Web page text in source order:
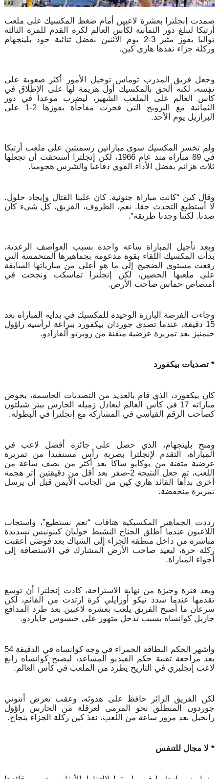
صمدت إنجلترا بعشرة لاعبين أمام ضغط المكسيك على ملعب
أزتيكا لتبلغ دور الثمانية لكأس العالم لكرة القدم للمرة الثالثة
تواليا بفوز مثير 3-2 يوم الاثنين بفضل ثنائية جود بلينجهام
وركلة جزاء نفذها هاري كين.
وجعل فريق المدرب توماس توخيل الأمور أكثر صعوبة على
نفسه، لكنه ألحق بالمكسيك أول هزيمة لها على الإطلاق في
كأس العالم على الملعب الشهير، ليضرب موعدا في دور
الثمانية مع النرويج التي فجرت مفاجأة بفوزها 2-1 على
البرازيل يوم الأحد.
ولم تخسر المكسيك سوى مباراتين رسميتين على ملعب أزتيكا
في 89 مباراة منذ عام 1966، لكن إنجلترا استحقت أن تجعلها
ثلاث هزائم بفضل الأداء القوي دفاعيا والشرس هجوميا.
وقال كين “كانت مباراة جنونية. كان علينا القتال وإيجاد حلول.
لا أستطيع التحدث حقا. نعم، الظروف، الفريق، كل شيء كان
ضدنا. لكننا وجدنا طريقة”.
وبعد تأجيل المباراة ساعة واحدة بسبب العواصف الرعدية،
بدأت المكسيك اللقاء بقوة مدعومة بجماهيرها المتحمسة التي
رفعت مستوى الضجيج إلى ما هو أعلى من مبارياتها السابقة
على ملعبها الحصين، لكن إنجلترا تماسكت ونجحت في
امتصاص حماس صاحب الأرض.
وجاءت الفرصة البارزة الوحيدة للمكسيك في بداية المباراة بعد
15 دقيقة، عندما تصدى جوردان بيكفورد ببراعة لرأسية راؤول
خيمنيز بعد تمريرة عرضية متقنة من روبرتو ألفارادو.
* تصديات بيكفورد
كان بيكفورد، الذي قام بالعديد من التصديات الحاسمة، يخوض
مباراته 17 في كأس العالم ليعادل زميله الحارس بيتر شيلتون
كصاحب الرقم القياسي في المشاركة مع إنجلترا في البطولة.
ومنح بلينجهام، الذي حصل على جائزة أفضل لاعب في
المباراة، التقدم لإنجلترا بضربة رأس مستفيدا من تمريرة
عرضية متقنة من بوكايو ساكا بعد أكثر من نصف ساعة من
اللعب، ثم جعل النتيجة 2-صفر بعد أقل من دقيقتين إثر هجمة
أخرى بدأها القائد هاري كين من الجانب الأيمن قبل أن يرسل
تمريرة منخفضة.
رددت الجماهير المكسيكية هتافات “نعم نستطيع”، واستجاب
اللاعبون عندما أطلق الجناح النشيط خوليان كينونيس تسديدة
مباشرة من داخل منطقة الجزاء إلى الشباك بعد فوضى أعقبت
ركلة حرة، ليعيد صاحب الأرض المشارك في الاستضافة إلى
أجواء المباراة.
وبعد فترة وجيزة من نهاية الاستراحة، كادت إنجلترا أن توسع
تقدمها عندما سدد نيكو أورايلي كرة ارتدت من القائم، لكن
سرعان ما أصبح الفريق يلعب بعشرة لاعبين بعد طرد المدافع
جاريل كوانساه بسبب تدخل متهور على خيسوس جاياردو.
وأشهر الحكم البطاقة الحمراء في وجه كوانساه في الدقيقة 54
بعد مراجعة تقنية حكم الفيديو المساعد، ليصبح كوانساه رابع
لاعب إنجليزي في التاريخ يطرد من الملعب في كأس العالم.
لكن الفريق الزائر حافظ على هدوئه، وعقب تعرض أنتوني
جوردون المنطلق نحو المرمى لعرقلة من الحارس راؤول
رانخيل بعد مرور ساعة من اللعب، نفذ كين ركلة الجزاء بنجاح.
* لا مجال للتنفس